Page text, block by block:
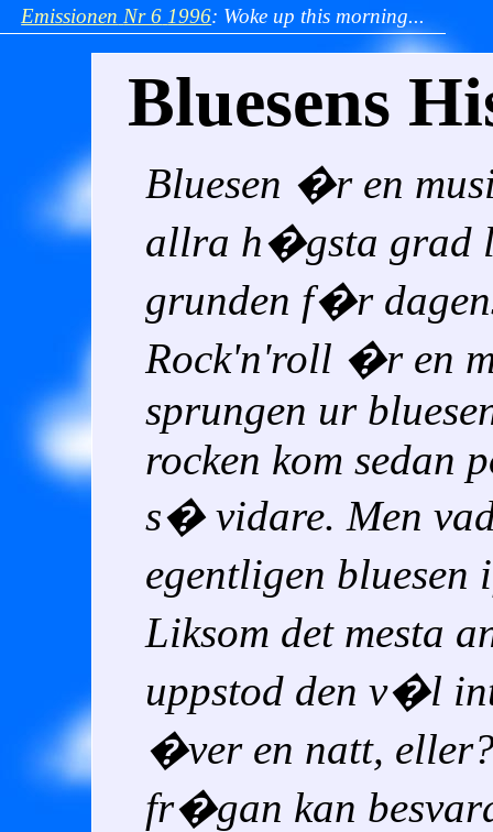
Emissionen Nr 6 1996: Woke up this morning...
Bluesens
Bluesen �r en
allra h�gsta grad
grunden f�r
Rock'n'roll �r en
sprungen ur
rocken kom sedan
s� vidare. Men
egentligen
Liksom det mesta
uppstod den v�l
�ver en natt,
fr�gan kan